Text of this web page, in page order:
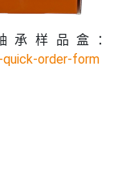
承样品盒：
order-form